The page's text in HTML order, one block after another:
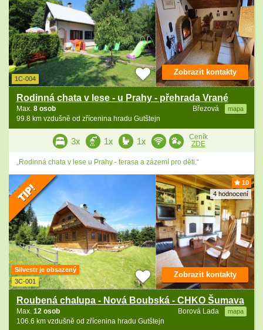
1C-004
Rodinná chata v lese - u Prahy - přehrada Vrané
Březová mapa
Max. 8 osob
99.8 km vzdušně od zřícenina hradu Gutštejn
Zobrazit kontakty
3x 1x 1x
Ceník
ZDE
„Rodinná chata v lese u Prahy - terasa a zázemí pro děti.“
10
4 hodnocení
Silvestr je obsazený
3C-001
Roubená chalupa - Nová Boubská - CHKO Šumava
Borová Lada mapa
Max. 12 osob
106.6 km vzdušně od zřícenina hradu Gutštejn
Zobrazit kontakty